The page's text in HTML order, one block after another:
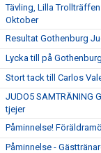
Tävling, Lilla
Oktober
Resultat Gothenburg
Lycka till på
Stort tack till Carlos
JUDO5 SAMTRÄNING
tjejer
Påminnelse!
Påminnelse -